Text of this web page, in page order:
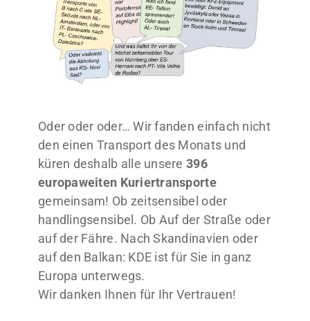
Oder oder oder… Wir fanden einfach nicht
den einen Transport des Monats und
küren deshalb alle unsere396
europaweiten Kuriertransporte
gemeinsam! Ob zeitsensibel oder
handlingsensibel. Ob Auf der Straße oder
auf der Fähre. Nach Skandinavien oder
auf den Balkan: KDE ist für Sie in ganz
Europa unterwegs.
Wir danken Ihnen für Ihr Vertrauen!